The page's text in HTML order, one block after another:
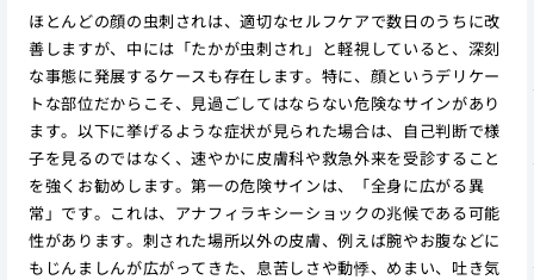
ほとんどの顔の虫刺されは、適切なセルフケアで数日のうちに改
善しますが、中には「たかが虫刺され」と軽視していると、深刻
な事態に発展するケースも存在します。特に、顔というデリケー
トな部位だからこそ、見過ごしてはならない危険なサインがあり
ます。以下に挙げるような症状が見られた場合は、自己判断で様
子を見るのではなく、速やかに皮膚科や救急外来を受診すること
を強くお勧めします。第一の危険サインは、「全身に広がる異
常」です。これは、アナフィラキシーショックの兆候である可能
性があります。刺された場所以外の皮膚、例えば腕やお腹などに
もじんましんが広がってきた、息苦しさや動悸、めまい、吐き気